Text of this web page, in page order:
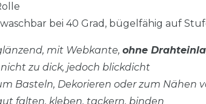
waschbar bei 40 Grad, bügelfähig auf
mit Webkante, ohne
zu dick, jedoch blickdicht
Basteln, Dekorieren oder zum Nähen
falten, kleben, tackern, binden